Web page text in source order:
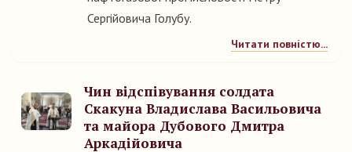
Сергійовича Голубу.
Читати повністю...
Чин відспівування солдата
Скакуна Владислава Васильовича
та майора Дубового Дмитра
Аркадійовича